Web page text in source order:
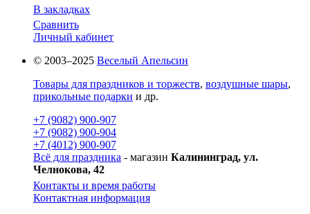
В закладках
Сравнить
Личный кабинет
© 2003–2025 Веселый Апельсин
Товары для праздников и торжеств, воздушные шары,
прикольные подарки и др.
+7 (9082) 900-907
+7 (9082) 900-904
+7 (4012) 900-907
Всё для праздника - магазин Калининград, ул.
Челнокова, 42
Контакты и время работы
Контактная информация